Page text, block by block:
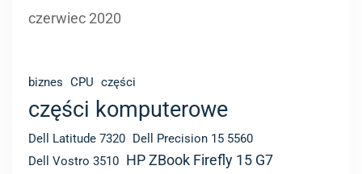
czerwiec 2020
biznes CPU części
części komputerowe
Dell Latitude 7320 Dell Precision 15 5560
Dell Vostro 3510 HP ZBook Firefly 15 G7